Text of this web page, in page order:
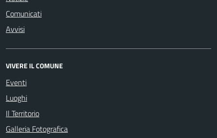
Comunicati
Avvisi
VIVERE IL COMUNE
Eventi
Luoghi
Il Territorio
Galleria Fotografica